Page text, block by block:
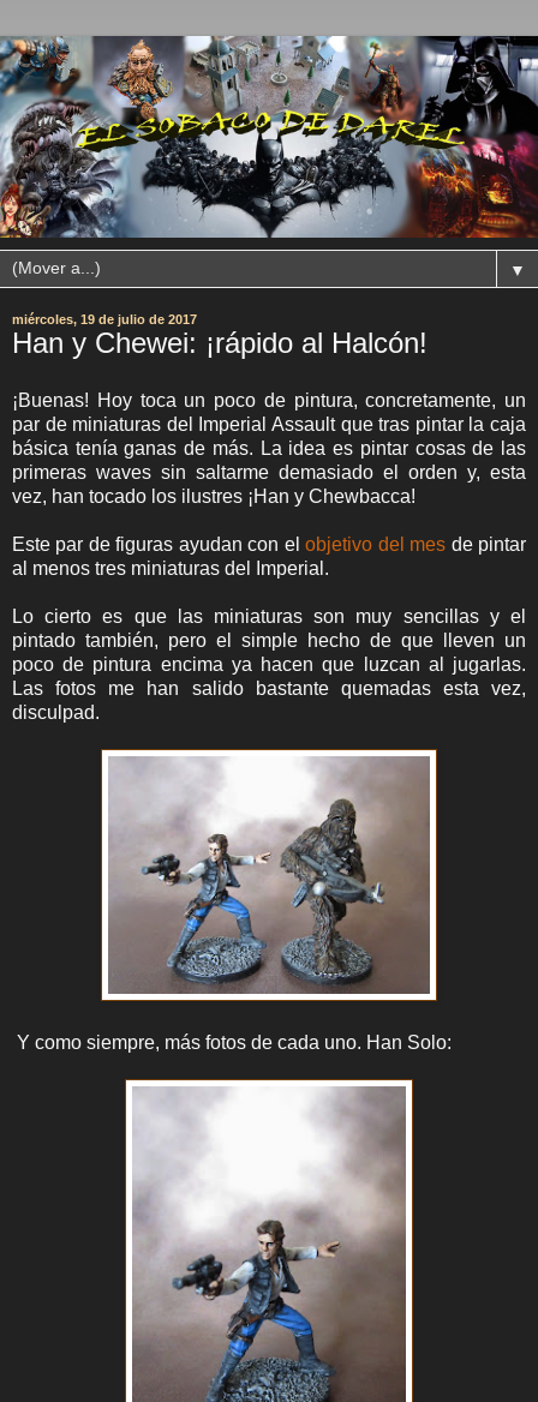
▼
miércoles, 19 de julio de 2017
Han y Chewei: ¡rápido al Halcón!
¡Buenas! Hoy toca un poco de pintura, concretamente, un
par de miniaturas del Imperial Assault que tras pintar la caja
básica tenía ganas de más. La idea es pintar cosas de las
primeras waves sin saltarme demasiado el orden y, esta
vez, han tocado los ilustres ¡Han y Chewbacca!
Este par de figuras ayudan con elobjetivo del mes de pintar
al menos tres miniaturas del Imperial.
Lo cierto es que las miniaturas son muy sencillas y el
pintado también, pero el simple hecho de que lleven un
poco de pintura encima ya hacen que luzcan al jugarlas.
Las fotos me han salido bastante quemadas esta vez,
disculpad.
Y como siempre, más fotos de cada uno. Han Solo: